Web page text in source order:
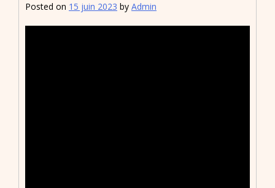
Posted on 15 juin 2023 by Admin